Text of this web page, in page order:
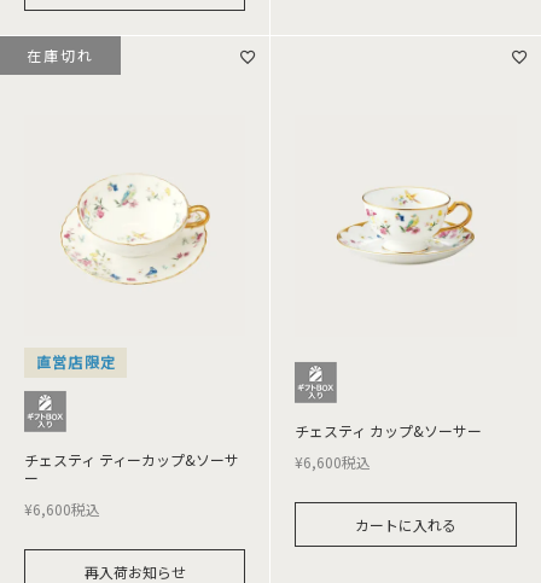
直営店限定
チェスティ ティーカップ&ソーサ
ー
¥6,600税込
再入荷お知らせ
在庫切れ
チェスティ カップ&ソーサー
¥6,600税込
カートに入れる